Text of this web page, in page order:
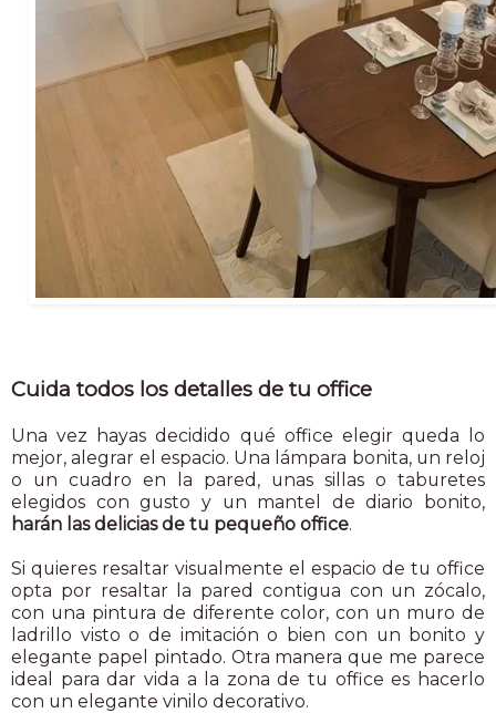
Cuida todos los detalles de tu office
Una vez hayas decidido qué office elegir queda lo
mejor, alegrar el espacio. Una lámpara bonita, un reloj
o un cuadro en la pared, unas sillas o taburetes
elegidos con gusto y un mantel de diario bonito,
harán las delicias de tu pequeño office.
Si quieres resaltar visualmente el espacio de tu office
opta por resaltar la pared contigua con un zócalo,
con una pintura de diferente color, con un muro de
ladrillo visto o de imitación o bien con un bonito y
elegante papel pintado. Otra manera que me parece
ideal para dar vida a la zona de tu office es hacerlo
con un elegante vinilo decorativo.